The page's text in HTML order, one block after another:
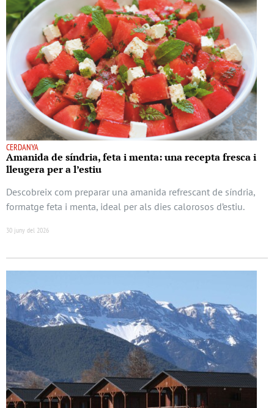
CERDANYA
Amanida de síndria, feta i menta: una recepta fresca i
lleugera per a l’estiu
Descobreix com preparar una amanida refrescant de síndria,
formatge feta i menta, ideal per als dies calorosos d’estiu.
30 juny del 2026